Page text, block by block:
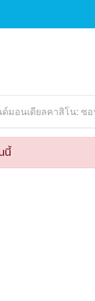
มอนเดียลคาสิโน: ซ
นี้